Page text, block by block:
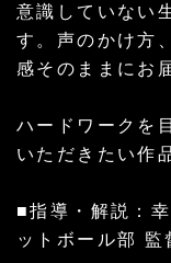
意識していない
す。声のかけ方
感そのままにお
ハードワークを
いただきたい作
■指導・解説：
ットボール部 監